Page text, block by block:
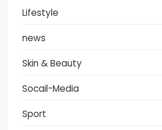
Lifestyle
news
Skin & Beauty
Socail-Media
Sport